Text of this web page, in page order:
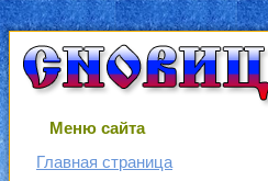
Меню сайта
Главная страница